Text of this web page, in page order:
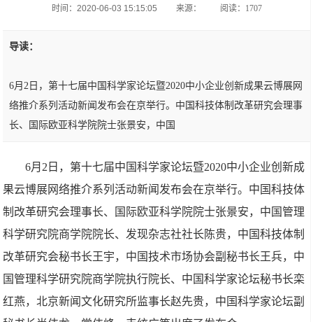
时间：2020-06-03 15:15:05 来源： 阅读：1707
导读：
6月2日，第十七届中国科学家论坛暨2020中小企业创新成果云博展网
络推介系列活动新闻发布会在京举行。中国科技体制改革研究会理事
长、国际欧亚科学院院士张景安，中国
6月2日，第十七届中国科学家论坛暨2020中小企业创新成
果云博展网络推介系列活动新闻发布会在京举行。中国科技体
制改革研究会理事长、国际欧亚科学院院士张景安，中国管理
科学研究院商学院院长、发现杂志社社长陈贵，中国科技体制
改革研究会秘书长王宇，中国技术市场协会副秘书长王兵，中
国管理科学研究院商学院执行院长、中国科学家论坛秘书长栾
红燕，北京新闻文化研究所监事长赵先贵，中国科学家论坛副